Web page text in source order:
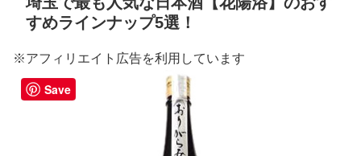
すめラインナップ5選！
※アフィリエイト広告を利用しています
Save